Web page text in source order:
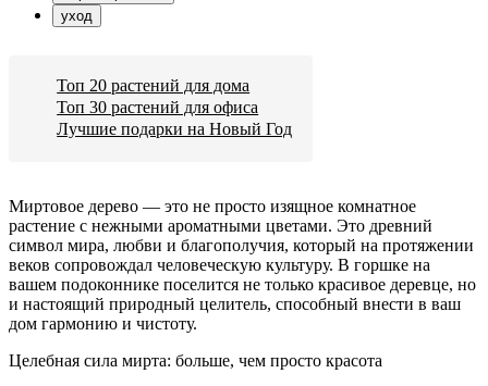
уход
Топ 20 растений для дома
Топ 30 растений для офиса
Лучшие подарки на Новый Год
Миртовое дерево — это не просто изящное комнатное
растение с нежными ароматными цветами. Это древний
символ мира, любви и благополучия, который на протяжении
веков сопровождал человеческую культуру. В горшке на
вашем подоконнике поселится не только красивое деревце, но
и настоящий природный целитель, способный внести в ваш
дом гармонию и чистоту.
Целебная сила мирта: больше, чем просто красота